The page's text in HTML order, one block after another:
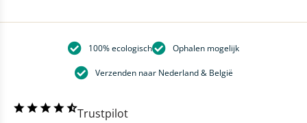
100% ecologisch Ophalen mogelijk
Verzenden naar Nederland & België
Trustpilot